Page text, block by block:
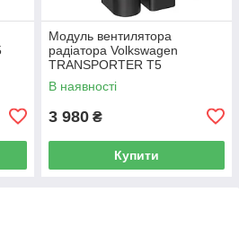
Модуль вентилятора
радіатора Volkswagen
TRANSPORTER T5
Фургон 03-15 7H0919506D
В наявності
3 980 ₴
Купити